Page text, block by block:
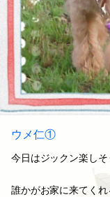
ウメ仁①
今日はジックン楽しそ
誰かがお家に来てく